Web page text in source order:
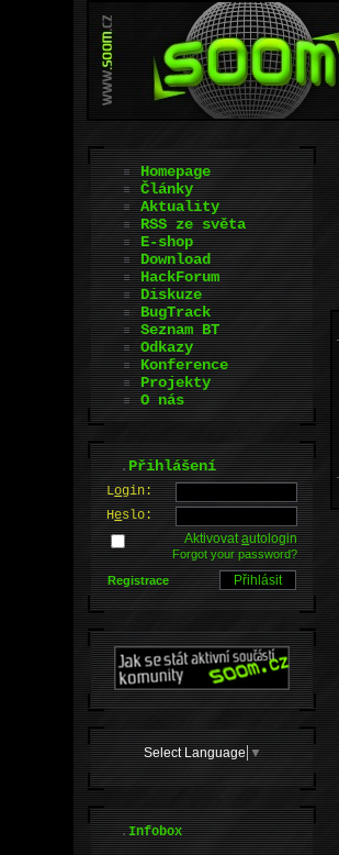
Homepage
Články
Aktuality
RSS ze světa
E-shop
Download
HackForum
Diskuze
BugTrack
Seznam BT
Odkazy
Konference
Projekty
O nás
.Přihlášení
Login:
Heslo:
Aktivovatautologin
Forgot your password?
Registrace
Select Language ▼
.Infobox